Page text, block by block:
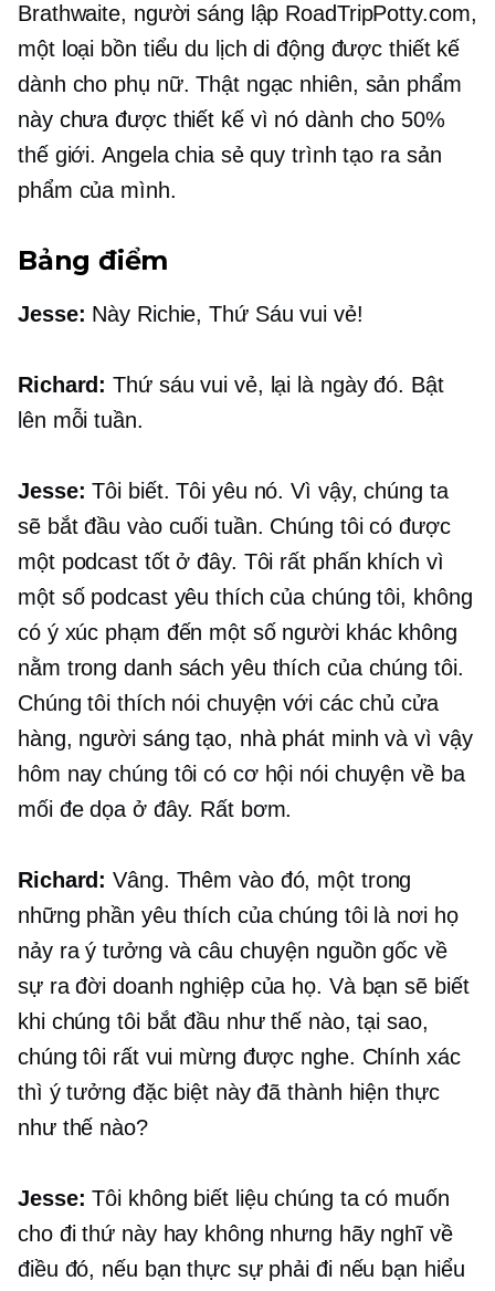
Brathwaite, người sáng lập RoadTripPotty.com,
một loại bồn tiểu du lịch di động được thiết kế
dành cho phụ nữ. Thật ngạc nhiên, sản phẩm
này chưa được thiết kế vì nó dành cho 50%
thế giới. Angela chia sẻ quy trình tạo ra sản
phẩm của mình.
Bảng điểm
Jesse: Này Richie, Thứ Sáu vui vẻ!
Richard: Thứ sáu vui vẻ, lại là ngày đó. Bật
lên mỗi tuần.
Jesse: Tôi biết. Tôi yêu nó. Vì vậy, chúng ta
sẽ bắt đầu vào cuối tuần. Chúng tôi có được
một podcast tốt ở đây. Tôi rất phấn khích vì
một số podcast yêu thích của chúng tôi, không
có ý xúc phạm đến một số người khác không
nằm trong danh sách yêu thích của chúng tôi.
Chúng tôi thích nói chuyện với các chủ cửa
hàng, người sáng tạo, nhà phát minh và vì vậy
hôm nay chúng tôi có cơ hội nói chuyện về ba
mối đe dọa ở đây. Rất bơm.
Richard: Vâng. Thêm vào đó, một trong
những phần yêu thích của chúng tôi là nơi họ
nảy ra ý tưởng và câu chuyện nguồn gốc về
sự ra đời doanh nghiệp của họ. Và bạn sẽ biết
khi chúng tôi bắt đầu như thế nào, tại sao,
chúng tôi rất vui mừng được nghe. Chính xác
thì ý tưởng đặc biệt này đã thành hiện thực
như thế nào?
Jesse: Tôi không biết liệu chúng ta có muốn
cho đi thứ này hay không nhưng hãy nghĩ về
điều đó, nếu bạn thực sự phải đi nếu bạn hiểu